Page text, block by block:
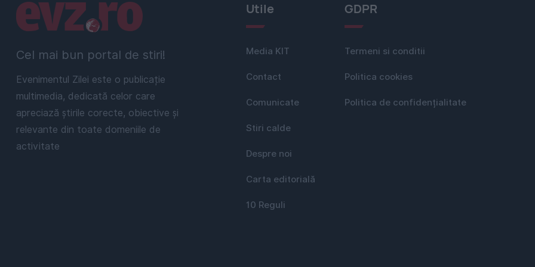
Cel mai bun portal de stiri!
Evenimentul Zilei este o publicație
multimedia, dedicată celor care
apreciază știrile corecte, obiective și
relevante din toate domeniile de
activitate
Linkuri utile Utile
Media KIT
Contact
Comunicate
Stiri calde
Despre noi
Carta editorială
10 Reguli
GDPR
Termeni si conditii
Politica cookies
Politica de confidențialitate